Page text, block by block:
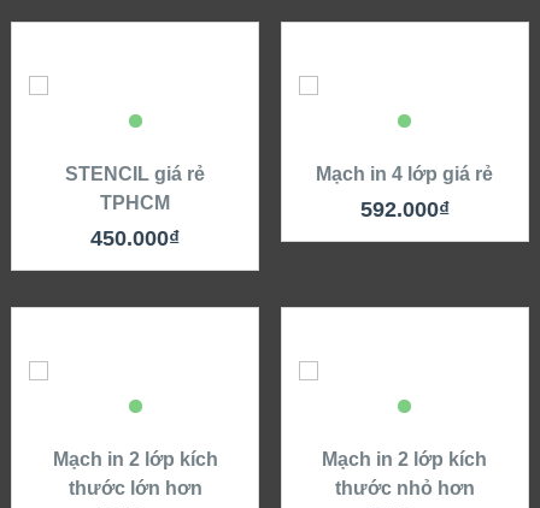
STENCIL giá rẻ
TPHCM
450.000₫
Mạch in 4 lớp giá rẻ
592.000₫
Mạch in 2 lớp kích
thước lớn hơn
Mạch in 2 lớp kích
thước nhỏ hơn